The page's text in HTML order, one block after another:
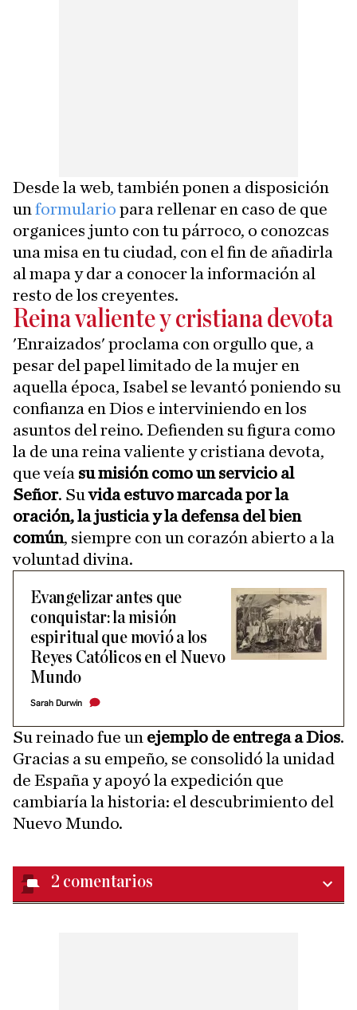
Desde la web, también ponen a disposición
un formulario para rellenar en caso de que
organices junto con tu párroco, o conozcas
una misa en tu ciudad, con el fin de añadirla
al mapa y dar a conocer la información al
resto de los creyentes.
Reina valiente y cristiana devota
'Enraizados' proclama con orgullo que, a
pesar del papel limitado de la mujer en
aquella época, Isabel se levantó poniendo su
confianza en Dios e interviniendo en los
asuntos del reino. Defienden su figura como
la de una reina valiente y cristiana devota,
que veía su misión como un servicio al
Señor. Suvida estuvo marcada por la
oración, la justicia y la defensa del bien
común, siempre con un corazón abierto a la
voluntad divina.
Evangelizar antes que
conquistar: la misión
espiritual que movió a los
Reyes Católicos en el Nuevo
Mundo
Sarah Durwin
Su reinado fue un ejemplo de entrega a Dios.
Gracias a su empeño, se consolidó la unidad
de España y apoyó la expedición que
cambiaría la historia: el descubrimiento del
Nuevo Mundo.
2 comentarios